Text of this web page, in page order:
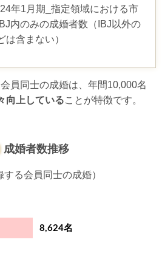
年1月期_指定領域における市
内のみの成婚者数（IBJ以外の
含まない）
員同士の成婚は、年間10,000名
向上していることが特徴です。
成婚者数推移
する会員同士の成婚）
8,624名